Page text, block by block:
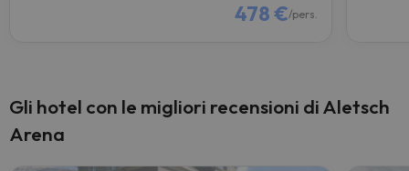
478 €/pers.
Gli hotel con le migliori recensioni di Aletsch
Arena